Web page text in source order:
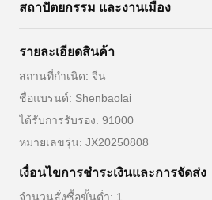
สถาปัตยกรรม และงานเมือง
รายละเอียดสินค้า
สถานที่กำเนิด: จีน
ชื่อแบรนด์: Shenbaolai
ได้รับการรับรอง: 91000
หมายเลขรุ่น: JX20250808
เงื่อนไขการชําระเงินและการจัดส่ง
จำนวนสั่งซื้อขั้นต่ำ: 1